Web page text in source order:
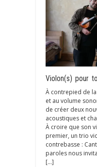
Violon(s) pour
À contrepied de
et au volume
de créer deux
acoustiques et
À croire que son
premier, un trio
contrebasse :
paroles nous
[…]